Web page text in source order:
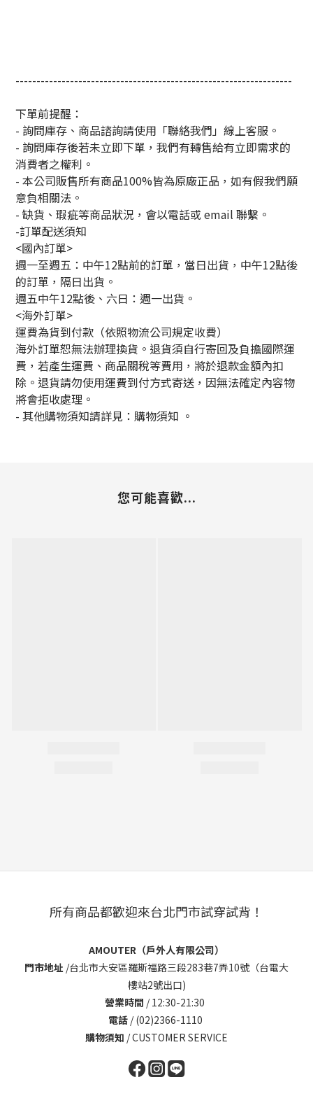
------------------------------------------------------------------
下單前提醒：
- 詢問庫存、商品諮詢請使用「聯絡我們」線上客服。
- 詢問庫存後若未立即下單，我們有轉售給有立即需求的
消費者之權利。
- 本公司販售所有商品100%皆為原廠正品，如有假我們願
意負相關法。
- 缺貨、瑕疵等商品狀況，會以電話或 email 聯繫。
-訂單配送須知
<國內訂單>
週一至週五：中午12點前的訂單，當日出貨，中午12點後
的訂單，隔日出貨。
週五中午12點後、六日：週一出貨。
<海外訂單>
運費為貨到付款（依照物流公司規定收費）
海外訂單恕無法辦理換貨。退貨須自行寄回及負擔國際運
費，若產生運費、商品關稅等費用，將於退款金額內扣
除。退貨請勿使用運費到付方式寄送，因無法確定內容物
將會拒收處理。
- 其他購物須知請詳見：購物須知 。
您可能喜歡...
所有商品都歡迎來台北門市試穿試背！
AMOUTER（戶外人有限公司）
門市地址 /台北市大安區羅斯福路三段283巷7弄10號（台電大
樓站2號出口)
營業時間 / 12:30-21:30
電話 / (02)2366-1110
購物須知 /CUSTOMER SERVICE